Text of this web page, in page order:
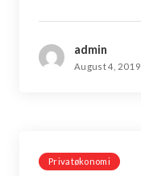
admin
August 4, 2019
Privatøkonomi